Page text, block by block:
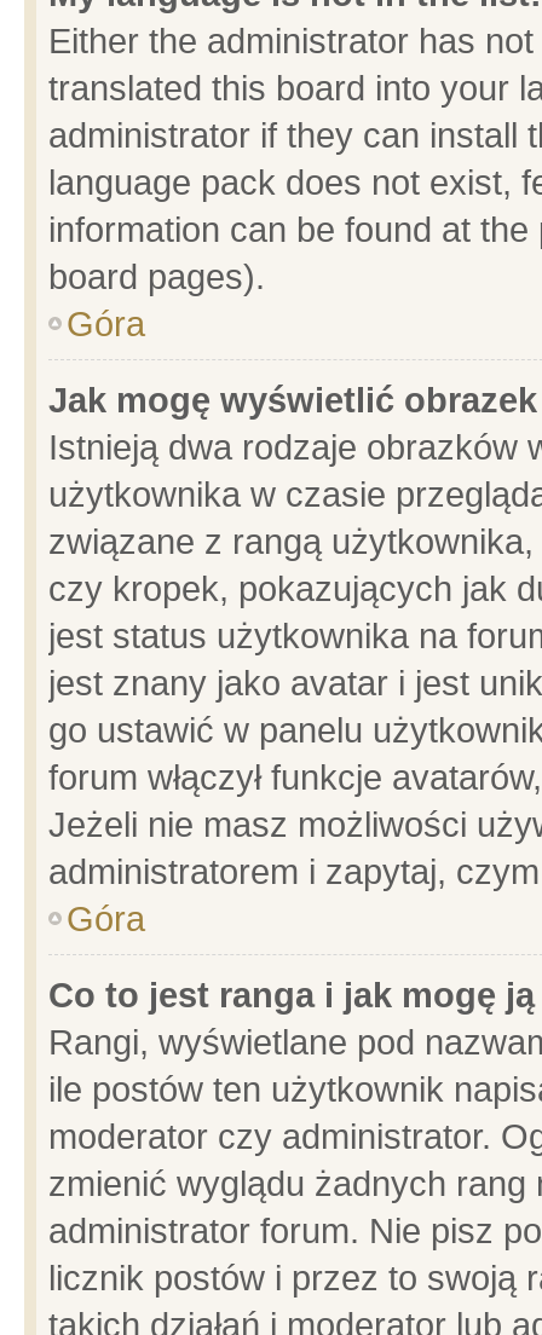
Either the administrator has
translated this board into your
administrator if they can install
language pack does not exist,
information can be found at
board pages).
Góra
Jak mogę wyświetlić
Istnieją dwa rodzaje obrazków
użytkownika w czasie
związane z rangą
czy kropek, pokazujących jak
jest status użytkownika na
jest znany jako avatar i jest
go ustawić w panelu
forum włączył funkcje
Jeżeli nie masz możliwości
administratorem i zapytaj,
Góra
Co to jest ranga i jak mogę
Rangi, wyświetlane pod
ile postów ten użytkownik
moderator czy administrator.
zmienić wyglądu żadnych
administrator forum. Nie pisz
licznik postów i przez to swoją
takich działań i moderator lub